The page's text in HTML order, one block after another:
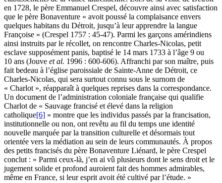
en 1728, le père Emmanuel Crespel, découvre ainsi avec satisfaction
que le père Bonaventure « avoit poussé la complaisance envers
quelques habitans du Détroit, jusqu’à leur apprendre la langue
Françoise » (Crespel 1757 : 45-47). Parmi les garçons amérindiens
ainsi instruits par le récollet, on rencontre Charles-Nicolas, petit
esclave supposément panis, baptisé le 14 mars 1733 à l’âge 9 ou
10 ans (Jouve et al. 1996 : 600-606). Affranchi par son maître, puis
fait bedeau à l’église paroissiale de Sainte-Anne de Détroit, ce
Charles-Nicolas, qui sera surtout connu sous le surnom de
« Charlot », réapparaît à quelques reprises dans la correspondance.
Un document de l’administration coloniale française qui qualifie
Charlot de « Sauvage francisé et élevé dans la religion
catholique[6] » montre que les individus passés par la francisation,
institutionnelle ou non, ont revêtu au fil du temps une identité
nouvelle marquée par la transition culturelle et désormais tout
orientée vers la médiation au sein de leurs communautés. À propos
des petits francisés du père Bonaventure Liénard, le père Crespel
conclut : « Parmi ceux-là, j’en ai vû plusieurs dont le sens droit et le
jugement solide et profond auroient fait des hommes admirables,
même en France, si leur esprit avoit été cultivé par l’étude. »